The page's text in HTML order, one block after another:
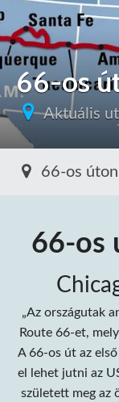
66-os
Aktuális
66-os
66-os
„Az országutak
Route 66-et,
A 66-os út az
el lehet jutni az
született meg az